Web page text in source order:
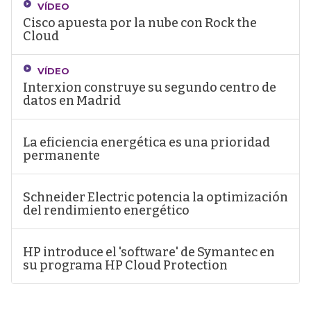
VÍDEO
Cisco apuesta por la nube con Rock the
Cloud
VÍDEO
Interxion construye su segundo centro de
datos en Madrid
La eficiencia energética es una prioridad
permanente
Schneider Electric potencia la optimización
del rendimiento energético
HP introduce el 'software' de Symantec en
su programa HP Cloud Protection